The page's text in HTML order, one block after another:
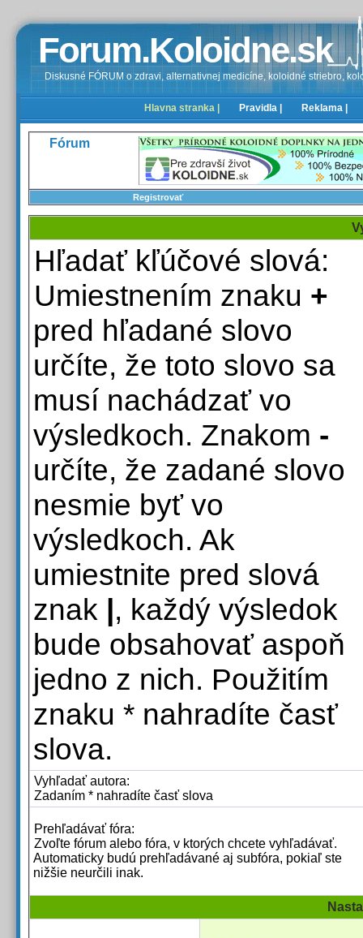
Forum.Koloidne.sk
Diskusné FÓRUM o zdravi, alternativnej medicíne, koloidné striebro,
Hlavna stranka | Pravidla | Reklama |
Fórum
Registrovať
Hľadať kľúčové slová:
Umiestnením znaku +
pred hľadané slovo
určíte, že toto slovo sa
musí nachádzať vo
výsledkoch. Znakom -
určíte, že zadané slovo
nesmie byť vo
výsledkoch. Ak
umiestnite pred slová
znak |, každý výsledok
bude obsahovať aspoň
jedno z nich. Použitím
znaku * nahradíte časť
slova.
Vyhľadať autora:
Zadaním * nahradíte časť slova
Prehľadávať fóra:
Zvoľte fórum alebo fóra, v ktorých chcete vyhľadávať.
Automaticky budú prehľadávané aj subfóra, pokiaľ ste
nižšie neurčili inak.